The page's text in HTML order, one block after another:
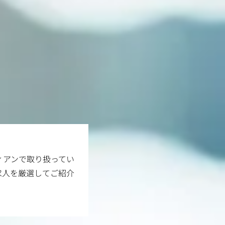
ンで取り扱ってい
を厳選してご紹介